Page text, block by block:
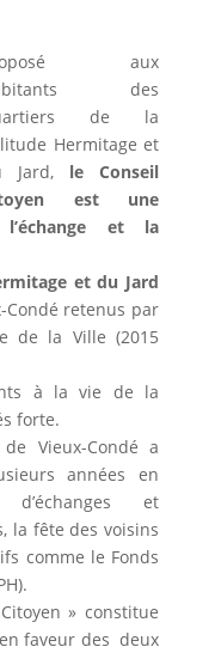
aux
des
de la
Hermitage et
Jard,le Conseil
est une
et la
et du Jard
retenus par
de la Ville (2015
à la vie de la
forte.
Vieux-Condé a
années en
et
la fête des voisins
comme le Fonds
» constitue
faveur des deux